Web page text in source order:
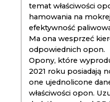
temat właściwości
hamowania na
efektywność
Ma ona wesprzeć
odpowiednich opon.
Opony, które
2021 roku posiadają
one ujednolicone
właściwości opon.